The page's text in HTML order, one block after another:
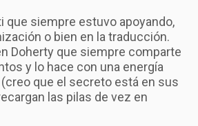
que siempre estuvo apoyando,
o bien en la traducción.
Doherty que siempre comparte
y lo hace con una energía
que el secreto está en sus
las pilas de vez en